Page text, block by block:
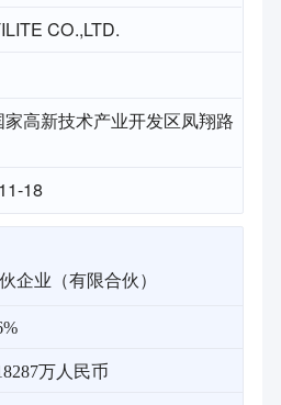
CO.,LTD.
家高新技术产业开发区凤翔路
18
企业（有限合伙）
万人民币